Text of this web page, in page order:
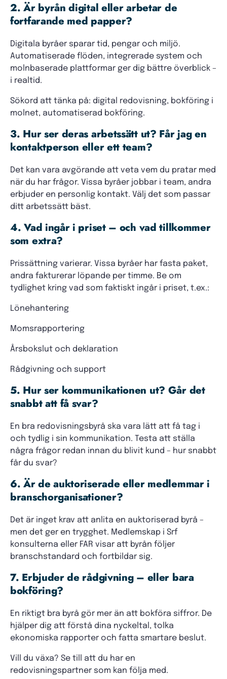
2. Är byrån digital eller arbetar de
fortfarande med papper?
Digitala byråer sparar tid, pengar och miljö.
Automatiserade flöden, integrerade system och
molnbaserade plattformar ger dig bättre överblick –
i realtid.
Sökord att tänka på: digital redovisning, bokföring i
molnet, automatiserad bokföring.
3. Hur ser deras arbetssätt ut? Får jag en
kontaktperson eller ett team?
Det kan vara avgörande att veta vem du pratar med
när du har frågor. Vissa byråer jobbar i team, andra
erbjuder en personlig kontakt. Välj det som passar
ditt arbetssätt bäst.
4. Vad ingår i priset – och vad tillkommer
som extra?
Prissättning varierar. Vissa byråer har fasta paket,
andra fakturerar löpande per timme. Be om
tydlighet kring vad som faktiskt ingår i priset, t.ex.:
Lönehantering
Momsrapportering
Årsbokslut och deklaration
Rådgivning och support
5. Hur ser kommunikationen ut? Går det
snabbt att få svar?
En bra redovisningsbyrå ska vara lätt att få tag i
och tydlig i sin kommunikation. Testa att ställa
några frågor redan innan du blivit kund – hur snabbt
får du svar?
6. Är de auktoriserade eller medlemmar i
branschorganisationer?
Det är inget krav att anlita en auktoriserad byrå –
men det ger en trygghet. Medlemskap i Srf
konsulterna eller FAR visar att byrån följer
branschstandard och fortbildar sig.
7. Erbjuder de rådgivning – eller bara
bokföring?
En riktigt bra byrå gör mer än att bokföra siffror. De
hjälper dig att förstå dina nyckeltal, tolka
ekonomiska rapporter och fatta smartare beslut.
Vill du växa? Se till att du har en
redovisningspartner som kan följa med.